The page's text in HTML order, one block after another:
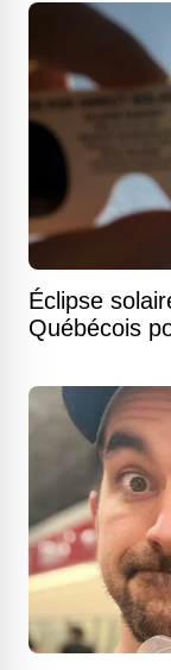
Éclipse
Québécois